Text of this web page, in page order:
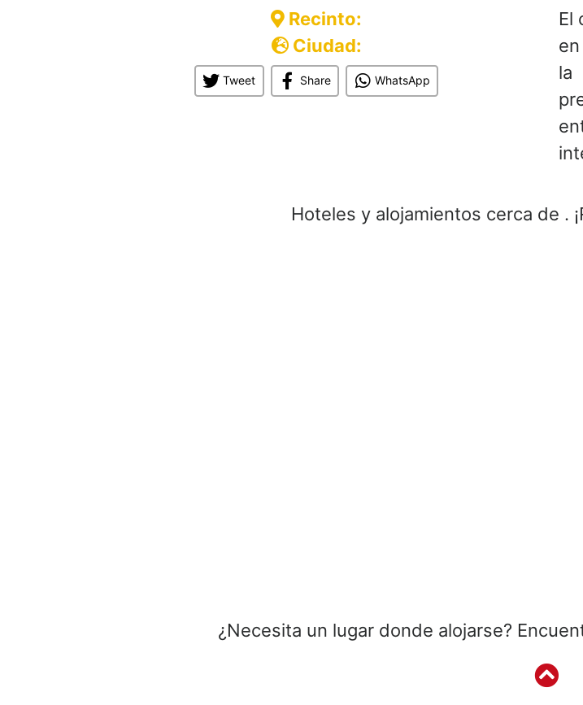
Recinto:
Ciudad:
Tweet Share WhatsApp
El
la
Hoteles y alojamientos cerca de .
¿Necesita un lugar donde alojarse?